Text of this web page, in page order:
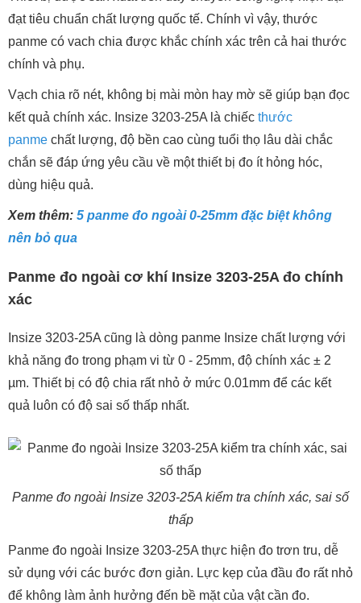
đạt tiêu chuẩn chất lượng quốc tế. Chính vì vậy, thước
panme có vach chia được khắc chính xác trên cả hai thước
chính và phụ.
Vạch chia rõ nét, không bị mài mòn hay mờ sẽ giúp bạn đọc
kết quả chính xác. Insize 3203-25A là chiếc thước
panme chất lượng, độ bền cao cùng tuổi thọ lâu dài chắc
chắn sẽ đáp ứng yêu cầu về một thiết bị đo ít hỏng hóc,
dùng hiệu quả.
Xem thêm: 5 panme đo ngoài 0-25mm đặc biệt không
nên bỏ qua
Panme đo ngoài cơ khí Insize 3203-25A đo chính
xác
Insize 3203-25A cũng là dòng panme Insize chất lượng với
khả năng đo trong phạm vi từ 0 - 25mm, độ chính xác ± 2
µm. Thiết bị có độ chia rất nhỏ ở mức 0.01mm để các kết
quả luôn có độ sai số thấp nhất.
Panme đo ngoài Insize 3203-25A kiểm tra chính xác, sai số
thấp
Panme đo ngoài Insize 3203-25A thực hiện đo trơn tru, dễ
sử dụng với các bước đơn giản. Lực kẹp của đầu đo rất nhỏ
để không làm ảnh hưởng đến bề mặt của vật cần đo.